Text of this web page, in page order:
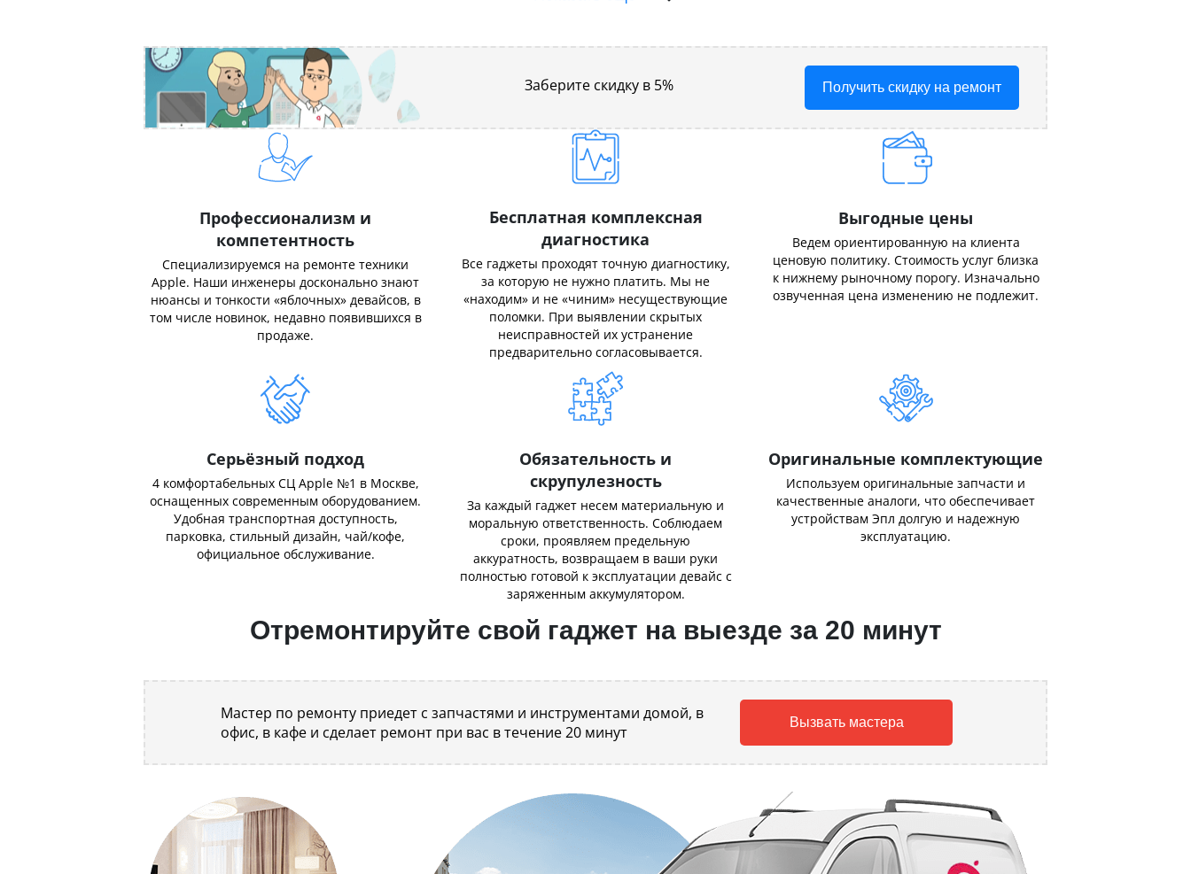
Заберите скидку в 5% Получить скидку на ремонт
Профессионализм и
компетентность
Специализируемся на ремонте техники
Apple. Наши инженеры досконально знают
нюансы и тонкости «яблочных» девайсов, в
том числе новинок, недавно появившихся в
продаже.
Бесплатная комплексная
диагностика
Все гаджеты проходят точную диагностику,
за которую не нужно платить. Мы не
«находим» и не «чиним» несуществующие
поломки. При выявлении скрытых
неисправностей их устранение
предварительно согласовывается.
Выгодные цены
Ведем ориентированную на клиента
ценовую политику. Стоимость услуг близка
к нижнему рыночному порогу. Изначально
озвученная цена изменению не подлежит.
Серьёзный подход
4 комфортабельных СЦ Apple №1 в Москве,
оснащенных современным оборудованием.
Удобная транспортная доступность,
парковка, стильный дизайн, чай/кофе,
официальное обслуживание.
Обязательность и
скрупулезность
За каждый гаджет несем материальную и
моральную ответственность. Соблюдаем
сроки, проявляем предельную
аккуратность, возвращаем в ваши руки
полностью готовой к эксплуатации девайс с
заряженным аккумулятором.
Оригинальные комплектующие
Используем оригинальные запчасти и
качественные аналоги, что обеспечивает
устройствам Эпл долгую и надежную
эксплуатацию.
Отремонтируйте свой гаджет на выезде за 20 минут
Мастер по ремонту приедет с запчастями и инструментами домой, в
офис, в кафе и сделает ремонт при вас в течение 20 минут
Вызвать мастера